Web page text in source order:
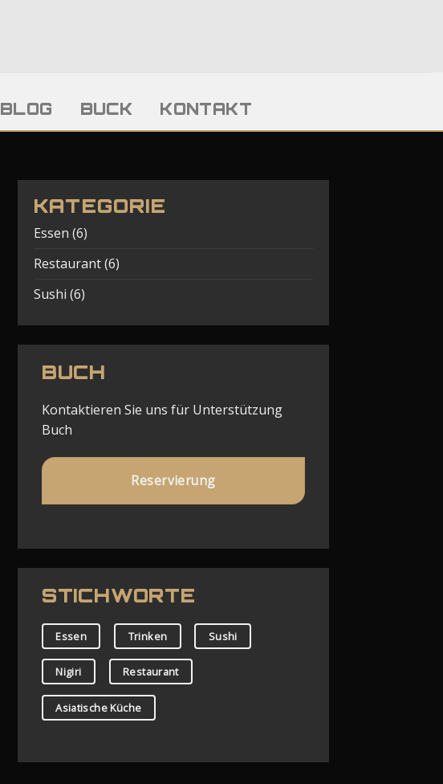
BLOG BUCK KONTAKT
KATEGORIE
Essen (6)
Restaurant(6)
Sushi (6)
BUCH
Kontaktieren Sie uns für Unterstützung
Buch
Reservierung
STICHWORTE
Essen Trinken Sushi
Nigiri Restaurant
Asiatische Küche